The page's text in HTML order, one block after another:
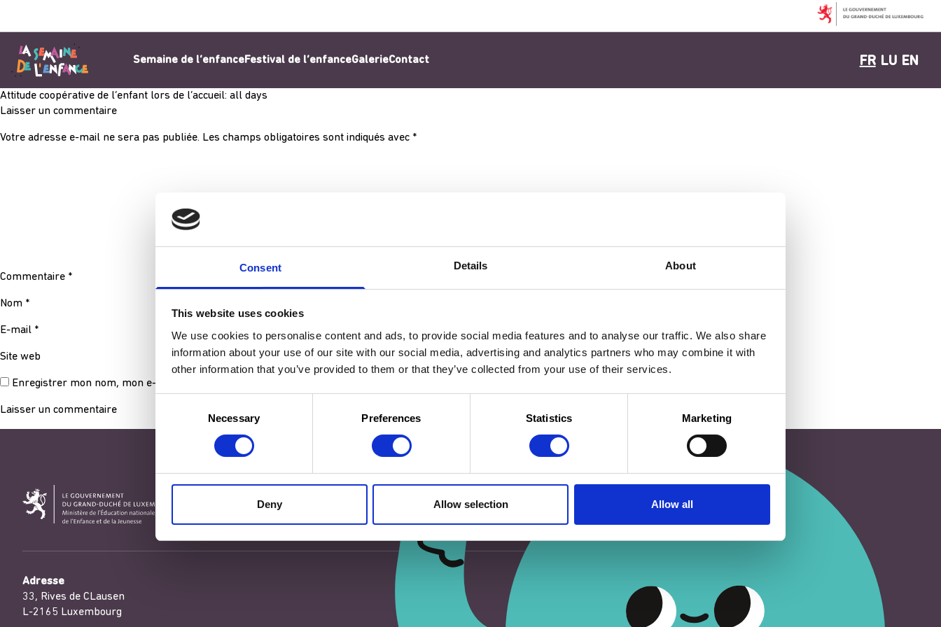
Consent Details About
This website uses cookies
We use cookies to personalise content and ads, to provide social media features and to analyse our traffic. We also share
information about your use of our site with our social media, advertising and analytics partners who may combine it with
other information that you’ve provided to them or that they’ve collected from your use of their services.
Necessary Preferences Statistics Marketing
Deny Allow selection Allow all
Semaine de l’enfanceFestival de l’enfanceGalerieContact FR LU EN
Attitude coopérative de l’enfant lors de l’accueil: all days
Laisser un commentaire
Votre adresse e-mail ne sera pas publiée. Les champs obligatoires sont indiqués avec *
Commentaire *
Nom *
E-mail *
Site web
Enregistrer mon nom, mon e-mail et mon site dans le navigateur pour mon prochain commentaire.
Adresse
33, Rives de CLausen
L-2165 Luxembourg